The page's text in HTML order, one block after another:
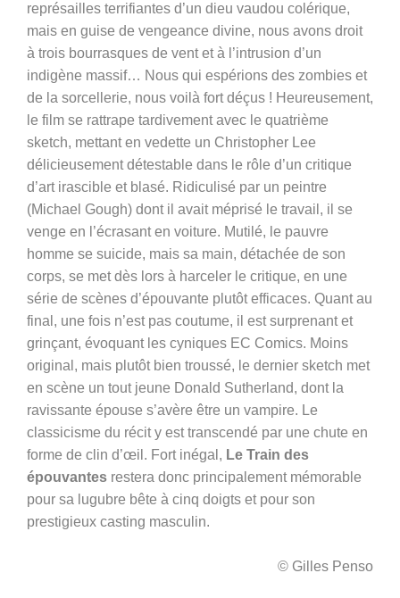
représailles terrifiantes d’un dieu vaudou colérique,
mais en guise de vengeance divine, nous avons droit
à trois bourrasques de vent et à l’intrusion d’un
indigène massif… Nous qui espérions des zombies et
de la sorcellerie, nous voilà fort déçus ! Heureusement,
le film se rattrape tardivement avec le quatrième
sketch, mettant en vedette un Christopher Lee
délicieusement détestable dans le rôle d’un critique
d’art irascible et blasé. Ridiculisé par un peintre
(Michael Gough) dont il avait méprisé le travail, il se
venge en l’écrasant en voiture. Mutilé, le pauvre
homme se suicide, mais sa main, détachée de son
corps, se met dès lors à harceler le critique, en une
série de scènes d’épouvante plutôt efficaces. Quant au
final, une fois n’est pas coutume, il est surprenant et
grinçant, évoquant les cyniques EC Comics. Moins
original, mais plutôt bien troussé, le dernier sketch met
en scène un tout jeune Donald Sutherland, dont la
ravissante épouse s’avère être un vampire. Le
classicisme du récit y est transcendé par une chute en
forme de clin d’œil. Fort inégal, Le Train des
épouvantes restera donc principalement mémorable
pour sa lugubre bête à cinq doigts et pour son
prestigieux casting masculin.
© Gilles Penso